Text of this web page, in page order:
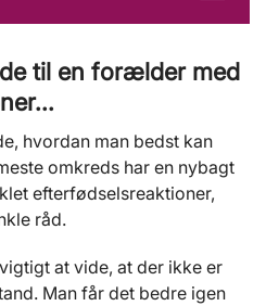
til en forælder med
hvordan man bedst kan
omkreds har en nybagt
efterfødselsreaktioner,
råd.
at vide, at der ikke er
Man får det bedre igen